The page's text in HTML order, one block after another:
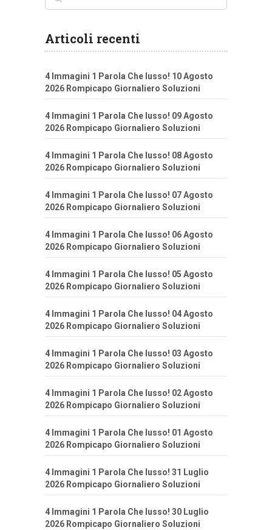
Articoli recenti
4 Immagini 1 Parola Che lusso! 10 Agosto
2026 Rompicapo Giornaliero Soluzioni
4 Immagini 1 Parola Che lusso! 09 Agosto
2026 Rompicapo Giornaliero Soluzioni
4 Immagini 1 Parola Che lusso! 08 Agosto
2026 Rompicapo Giornaliero Soluzioni
4 Immagini 1 Parola Che lusso! 07 Agosto
2026 Rompicapo Giornaliero Soluzioni
4 Immagini 1 Parola Che lusso! 06 Agosto
2026 Rompicapo Giornaliero Soluzioni
4 Immagini 1 Parola Che lusso! 05 Agosto
2026 Rompicapo Giornaliero Soluzioni
4 Immagini 1 Parola Che lusso! 04 Agosto
2026 Rompicapo Giornaliero Soluzioni
4 Immagini 1 Parola Che lusso! 03 Agosto
2026 Rompicapo Giornaliero Soluzioni
4 Immagini 1 Parola Che lusso! 02 Agosto
2026 Rompicapo Giornaliero Soluzioni
4 Immagini 1 Parola Che lusso! 01 Agosto
2026 Rompicapo Giornaliero Soluzioni
4 Immagini 1 Parola Che lusso! 31 Luglio
2026 Rompicapo Giornaliero Soluzioni
4 Immagini 1 Parola Che lusso! 30 Luglio
2026 Rompicapo Giornaliero Soluzioni